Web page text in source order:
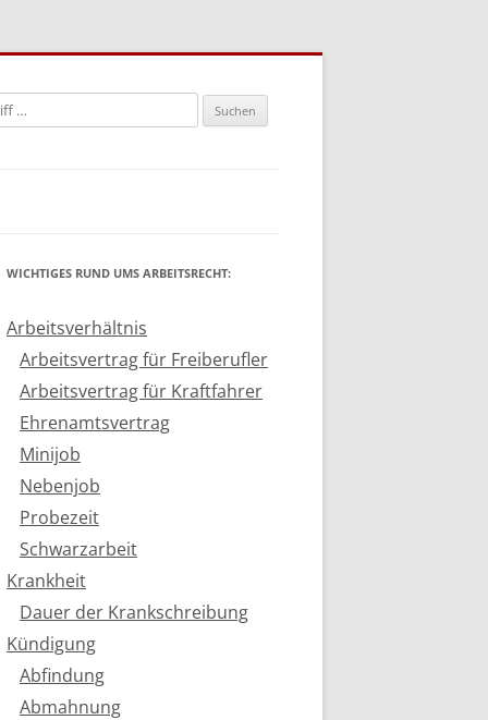
WICHTIGES RUND UMS ARBEITSRECHT:
Arbeitsverhältnis
Arbeitsvertrag für Freiberufler
Arbeitsvertrag für Kraftfahrer
Ehrenamtsvertrag
Minijob
Nebenjob
Probezeit
Schwarzarbeit
Krankheit
Dauer der Krankschreibung
Kündigung
Abfindung
Abmahnung